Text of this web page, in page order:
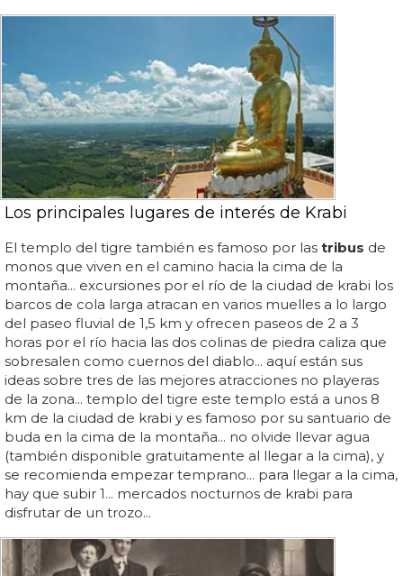
Los principales lugares de interés de Krabi
El templo del tigre también es famoso por las tribus de
monos que viven en el camino hacia la cima de la
montaña... excursiones por el río de la ciudad de krabi los
barcos de cola larga atracan en varios muelles a lo largo
del paseo fluvial de 1,5 km y ofrecen paseos de 2 a 3
horas por el río hacia las dos colinas de piedra caliza que
sobresalen como cuernos del diablo... aquí están sus
ideas sobre tres de las mejores atracciones no playeras
de la zona... templo del tigre este templo está a unos 8
km de la ciudad de krabi y es famoso por su santuario de
buda en la cima de la montaña... no olvide llevar agua
(también disponible gratuitamente al llegar a la cima), y
se recomienda empezar temprano... para llegar a la cima,
hay que subir 1... mercados nocturnos de krabi para
disfrutar de un trozo...